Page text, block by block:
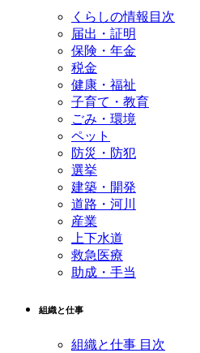
くらしの情報目次
届出・証明
保険・年金
税金
健康・福祉
子育て・教育
ごみ・環境
ペット
防災・防犯
選挙
建築・開発
道路・河川
産業
上下水道
救急医療
助成・手当
組織と仕事
組織と仕事 目次